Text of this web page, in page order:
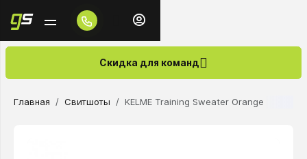
Скидка для команд
Главная Свитшоты KELME Training Sweater Orange